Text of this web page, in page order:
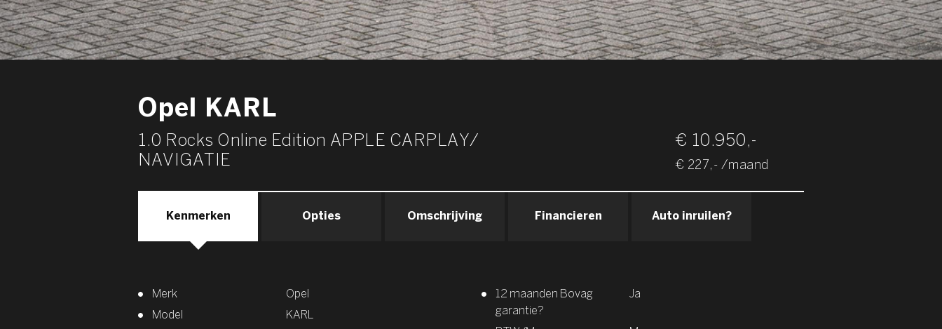
Opel KARL
1.0 Rocks Online Edition APPLE CARPLAY/
NAVIGATIE
€ 10.950,-
€ 227,- /maand
Kenmerken Opties Omschrijving Financieren Auto inruilen?
Merk
Opel
Model
KARL
12 maanden Bovag
garantie?
Ja